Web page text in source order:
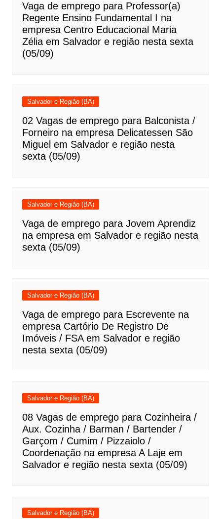
Vaga de emprego para Professor(a)
Regente Ensino Fundamental I na
empresa Centro Educacional Maria
Zélia em Salvador e região nesta sexta
(05/09)
Salvador e Região (BA)
02 Vagas de emprego para Balconista /
Forneiro na empresa Delicatessen São
Miguel em Salvador e região nesta
sexta (05/09)
Salvador e Região (BA)
Vaga de emprego para Jovem Aprendiz
na empresa em Salvador e região nesta
sexta (05/09)
Salvador e Região (BA)
Vaga de emprego para Escrevente na
empresa Cartório De Registro De
Imóveis / FSA em Salvador e região
nesta sexta (05/09)
Salvador e Região (BA)
08 Vagas de emprego para Cozinheira /
Aux. Cozinha / Barman / Bartender /
Garçom / Cumim / Pizzaiolo /
Coordenação na empresa A Laje em
Salvador e região nesta sexta (05/09)
Salvador e Região (BA)